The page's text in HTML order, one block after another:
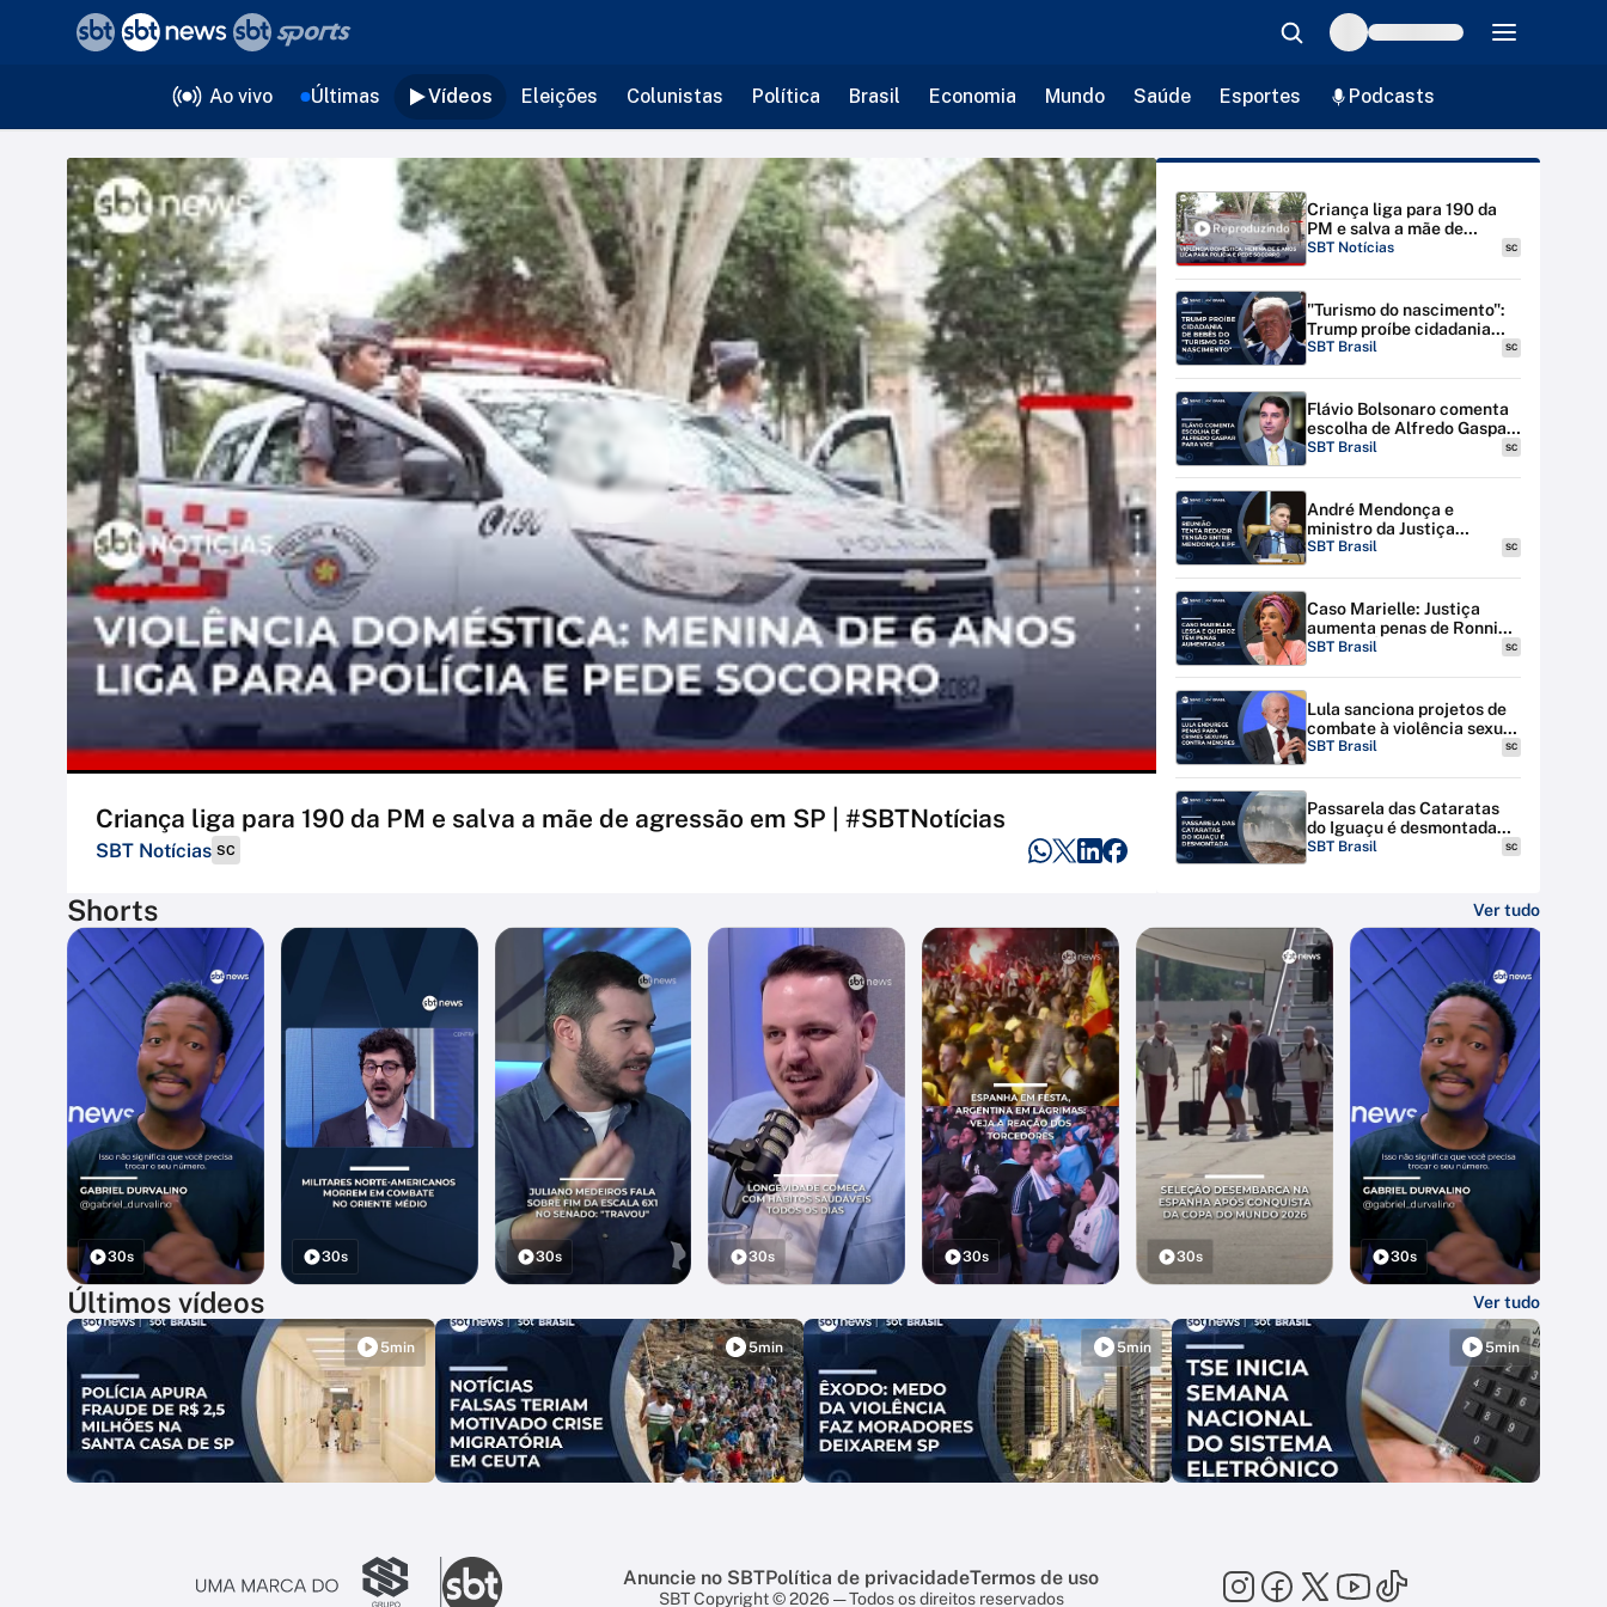
Ao vivo Últimas Vídeos Eleições Colunistas Política Brasil Economia Mundo Saúde Esportes Podcasts
Criança liga para 190 da PM e salva a mãe de agressão em SP | #SBTNotícias
SBT Notícias SC
Reproduzindo
Criança liga para 190 da
PM e salva a mãe de
agressão em SP |
SBT Notícias SC
"Turismo do nascimento":
Trump proíbe cidadania
para bebês de estrangeiras
SBT Brasil SC
Flávio Bolsonaro comenta
escolha de Alfredo Gaspar
para vice-presidente
SBT Brasil SC
André Mendonça e
ministro da Justiça
discutem tensão entre STF
SBT Brasil SC
Caso Marielle: Justiça
aumenta penas de Ronnie
Lessa e Élcio Queiroz
SBT Brasil SC
Lula sanciona projetos de
combate à violência sexual
contra menores na
SBT Brasil SC
Passarela das Cataratas
do Iguaçu é desmontada
por riscos de inundação
SBT Brasil SC
Shorts Ver tudo
30s 30s 30s 30s 30s 30s 30s
Últimos vídeos Ver tudo
5min 5min 5min 5min
Anuncie no SBTPolítica de privacidadeTermos de uso
SBT Copyright © 2026 — Todos os direitos reservados
voltar
Editorias